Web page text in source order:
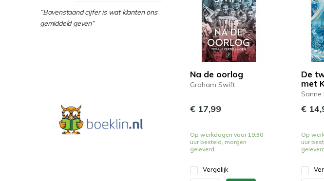
Na de oorlog
Graham Swift
€ 17,99
Op werkdagen voor 19:30
uur besteld, morgen
geleverd
Vergelijk
De
met
Sanne
€
Op
uur
“Bovenstaand cijfer is wat klanten ons
gemiddeld geven”